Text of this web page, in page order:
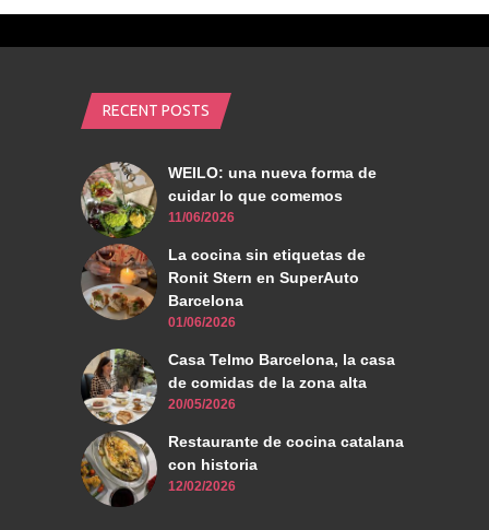
RECENT POSTS
WEILO: una nueva forma de
cuidar lo que comemos
11/06/2026
La cocina sin etiquetas de
Ronit Stern en SuperAuto
Barcelona
01/06/2026
Casa Telmo Barcelona, la casa
de comidas de la zona alta
20/05/2026
Restaurante de cocina catalana
con historia
12/02/2026